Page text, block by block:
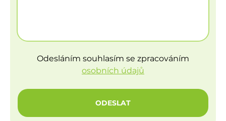
Odesláním souhlasím se zpracováním
osobních údajů
ODESLAT